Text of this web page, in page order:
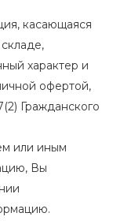
касающаяся
характер и
офертой,
Гражданского
или иным
Вы